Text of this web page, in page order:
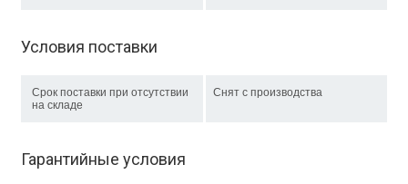
Условия поставки
Срок поставки при отсутствии
на складе
Снят с производства
Гарантийные условия